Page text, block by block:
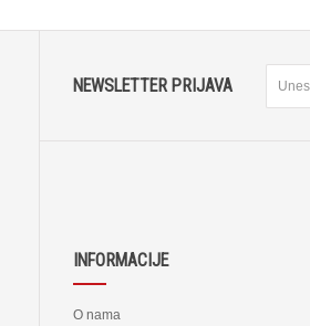
NEWSLETTER PRIJAVA
INFORMACIJE
O nama